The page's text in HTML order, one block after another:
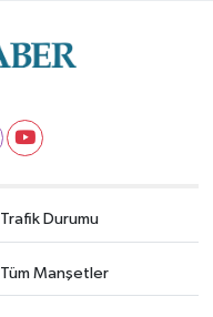
Trafik Durumu
Tüm Manşetler